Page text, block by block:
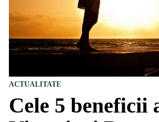
ACTUALITATE
Cele 5 beneficii